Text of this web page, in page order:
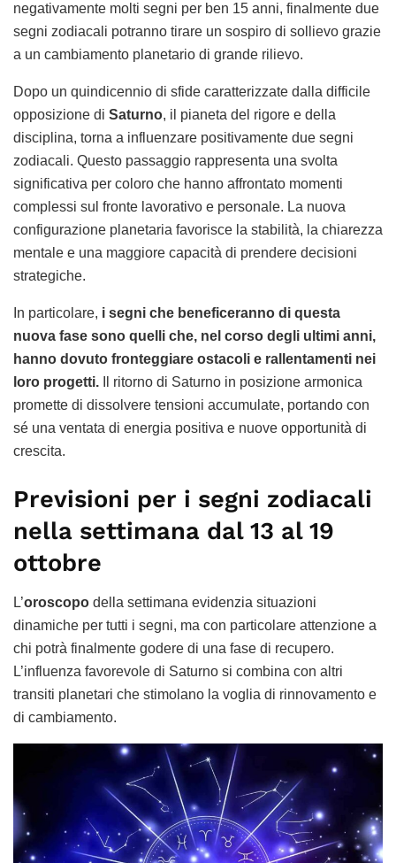
negativamente molti segni per ben 15 anni, finalmente due
segni zodiacali potranno tirare un sospiro di sollievo grazie
a un cambiamento planetario di grande rilievo.
Dopo un quindicennio di sfide caratterizzate dalla difficile
opposizione di Saturno, il pianeta del rigore e della
disciplina, torna a influenzare positivamente due segni
zodiacali. Questo passaggio rappresenta una svolta
significativa per coloro che hanno affrontato momenti
complessi sul fronte lavorativo e personale. La nuova
configurazione planetaria favorisce la stabilità, la chiarezza
mentale e una maggiore capacità di prendere decisioni
strategiche.
In particolare, i segni che beneficeranno di questa
nuova fase sono quelli che, nel corso degli ultimi anni,
hanno dovuto fronteggiare ostacoli e rallentamenti nei
loro progetti. Il ritorno di Saturno in posizione armonica
promette di dissolvere tensioni accumulate, portando con
sé una ventata di energia positiva e nuove opportunità di
crescita.
Previsioni per i segni zodiacali
nella settimana dal 13 al 19
ottobre
L’oroscopo della settimana evidenzia situazioni
dinamiche per tutti i segni, ma con particolare attenzione a
chi potrà finalmente godere di una fase di recupero.
L’influenza favorevole di Saturno si combina con altri
transiti planetari che stimolano la voglia di rinnovamento e
di cambiamento.